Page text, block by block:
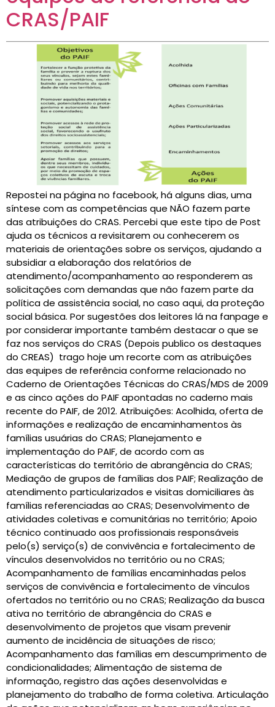
CRAS/PAIF
Repostei na página no facebook, há alguns dias, uma
síntese com as competências que NÃO fazem parte
das atribuições do CRAS. Percebi que este tipo de Post
ajuda os técnicos a revisitarem ou conhecerem os
materiais de orientações sobre os serviços, ajudando a
subsidiar a elaboração dos relatórios de
atendimento/acompanhamento ao responderem as
solicitações com demandas que não fazem parte da
política de assistência social, no caso aqui, da proteção
social básica. Por sugestões dos leitores lá na fanpage e
por considerar importante também destacar o que se
faz nos serviços do CRAS (Depois publico os destaques
do CREAS) trago hoje um recorte com as atribuições
das equipes de referência conforme relacionado no
Caderno de Orientações Técnicas do CRAS/MDS de 2009
e as cinco ações do PAIF apontadas no caderno mais
recente do PAIF, de 2012. Atribuições: Acolhida, oferta de
informações e realização de encaminhamentos às
famílias usuárias do CRAS; Planejamento e
implementação do PAIF, de acordo com as
características do território de abrangência do CRAS;
Mediação de grupos de famílias dos PAIF; Realização de
atendimento particularizados e visitas domiciliares às
famílias referenciadas ao CRAS; Desenvolvimento de
atividades coletivas e comunitárias no território; Apoio
técnico continuado aos profissionais responsáveis
pelo(s) serviço(s) de convivência e fortalecimento de
vínculos desenvolvidos no território ou no CRAS;
Acompanhamento de famílias encaminhadas pelos
serviços de convivência e fortalecimento de vínculos
ofertados no território ou no CRAS; Realização da busca
ativa no território de abrangência do CRAS e
desenvolvimento de projetos que visam prevenir
aumento de incidência de situações de risco;
Acompanhamento das famílias em descumprimento de
condicionalidades; Alimentação de sistema de
informação, registro das ações desenvolvidas e
planejamento do trabalho de forma coletiva. Articulação